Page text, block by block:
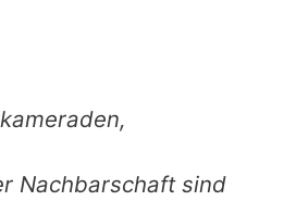
Nachbarschaft sind